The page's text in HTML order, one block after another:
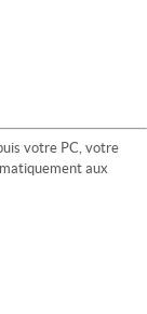
votre PC, votre
aux